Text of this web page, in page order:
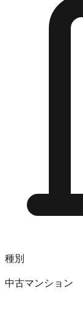
種別
中古マンション